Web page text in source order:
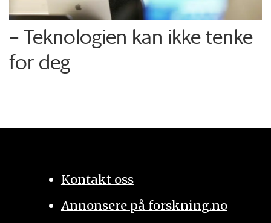
– Teknologien kan ikke tenke
for deg
Kontakt oss
Annonsere på forskning.no